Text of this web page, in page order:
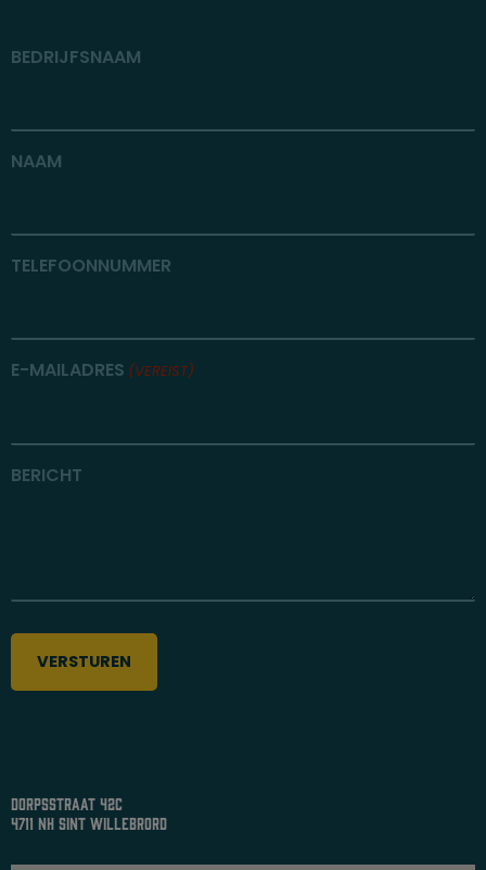
BEDRIJFSNAAM
NAAM
TELEFOONNUMMER
E-MAILADRES (VEREIST)
BERICHT
dorpsstraat 42c
4711 nh sint willebrord